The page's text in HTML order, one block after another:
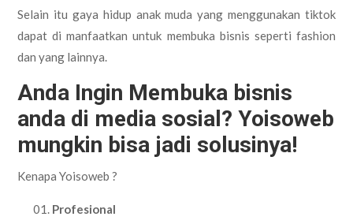
Selain itu gaya hidup anak muda yang menggunakan tiktok
dapat di manfaatkan untuk membuka bisnis seperti fashion
dan yang lainnya.
Anda Ingin Membuka bisnis
anda di media sosial? Yoisoweb
mungkin bisa jadi solusinya!
Kenapa Yoisoweb ?
Profesional